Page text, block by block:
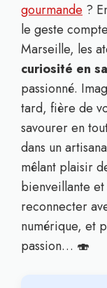
gourmande ?
le geste
Marseille, les
curiosité en
passionné.
tard, fière de
savourer en
dans un
mêlant plaisir
bienveillante et
reconnecter
numérique, et
passion… 🍣